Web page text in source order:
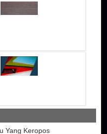
Yang Keropos